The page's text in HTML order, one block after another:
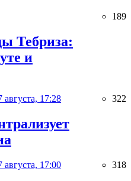
189
Тебриза:
и
августа, 17:28 322
августа, 17:00 318